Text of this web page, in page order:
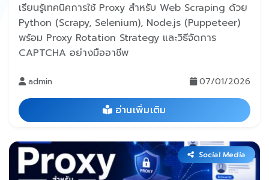
เรียนรู้เทคนิคการใช้ Proxy สำหรับ Web Scraping ด้วย
Python (Scrapy, Selenium), Node.js (Puppeteer)
พร้อม Proxy Rotation Strategy และวิธีจัดการ
CAPTCHA อย่างมืออาชีพ
admin 07/01/2026
อ่านเพิ่มเติม
Social Media